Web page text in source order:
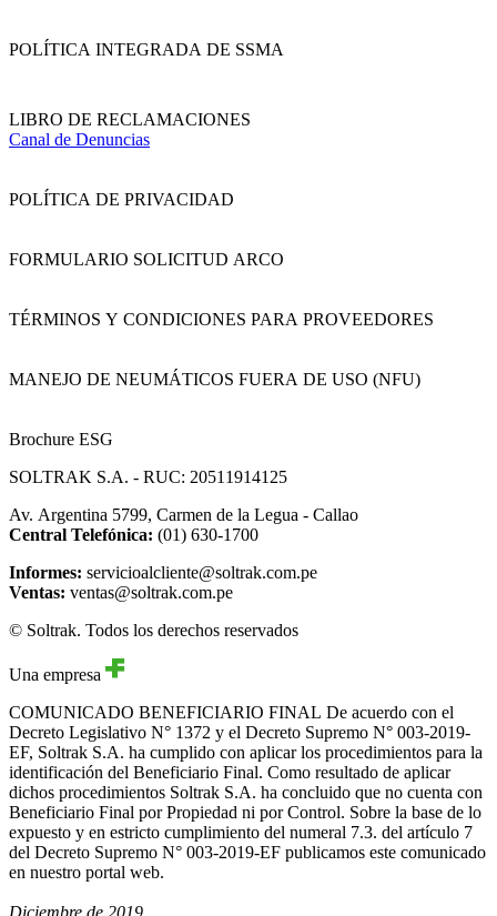
POLÍTICA INTEGRADA DE SSMA
LIBRO DE RECLAMACIONES
Canal de Denuncias
POLÍTICA DE PRIVACIDAD
FORMULARIO SOLICITUD ARCO
TÉRMINOS Y CONDICIONES PARA PROVEEDORES
MANEJO DE NEUMÁTICOS FUERA DE USO (NFU)
Brochure ESG
SOLTRAK S.A. - RUC: 20511914125
Av. Argentina 5799, Carmen de la Legua - Callao
Central Telefónica: (01) 630-1700
Informes: servicioalcliente@soltrak.com.pe
Ventas: ventas@soltrak.com.pe
© Soltrak. Todos los derechos reservados
Una empresa
COMUNICADO BENEFICIARIO FINAL
Decreto Legislativo N° 1372 y el Decreto Supremo N° 003-2019-
EF, Soltrak S.A. ha cumplido con aplicar los procedimientos para la
identificación del Beneficiario Final. Como resultado de aplicar
dichos procedimientos Soltrak S.A. ha concluido que no cuenta con
Beneficiario Final por Propiedad ni por Control. Sobre la base de lo
expuesto y en estricto cumplimiento del numeral 7.3. del artículo 7
del Decreto Supremo N° 003-2019-EF publicamos este comunicado
en nuestro portal web.
Diciembre de 2019